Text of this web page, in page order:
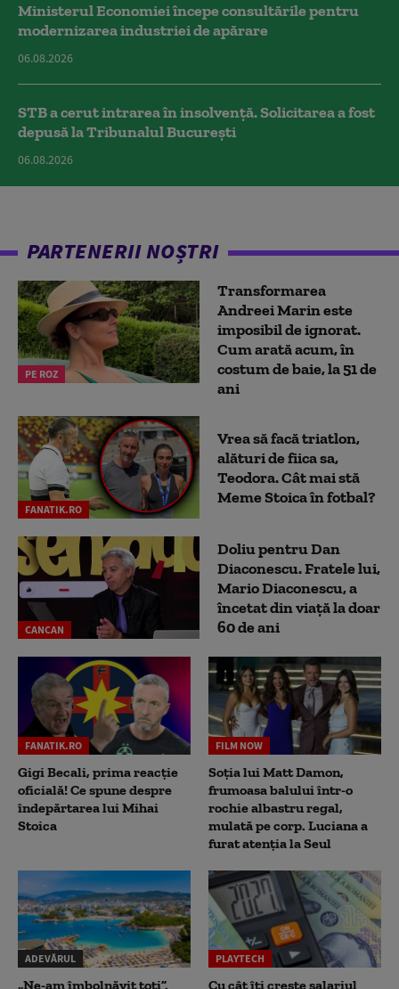
Ministerul Economiei începe consultările pentru
modernizarea industriei de apărare
06.08.2026
STB a cerut intrarea în insolvență. Solicitarea a fost
depusă la Tribunalul București
06.08.2026
PARTENERII NOȘTRI
PE ROZ
Transformarea
Andreei Marin este
imposibil de ignorat.
Cum arată acum, în
costum de baie, la 51 de
ani
FANATIK.RO
Vrea să facă triatlon,
alături de fiica sa,
Teodora. Cât mai stă
Meme Stoica în fotbal?
CANCAN
Doliu pentru Dan
Diaconescu. Fratele lui,
Mario Diaconescu, a
încetat din viață la doar
60 de ani
FANATIK.RO
Gigi Becali, prima reacție
oficială! Ce spune despre
îndepărtarea lui Mihai
Stoica
FILM NOW
Soția lui Matt Damon,
frumoasa balului într-o
rochie albastru regal,
mulată pe corp. Luciana a
furat atenția la Seul
ADEVĂRUL
„Ne-am îmbolnăvit toți”.
PLAYTECH
Cu cât îți crește salariul